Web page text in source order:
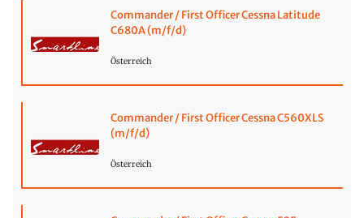
Commander / First Officer Cessna Latitude
C680A (m/f/d)
Österreich
Commander / First Officer Cessna C560XLS
(m/f/d)
Österreich